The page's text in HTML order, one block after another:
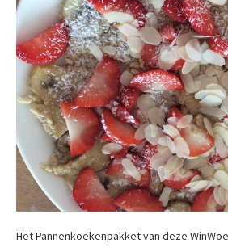
Het Pannenkoekenpakket van deze